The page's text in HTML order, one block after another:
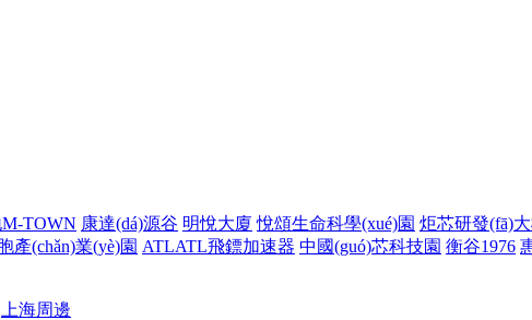
TOWN 康達(dá)源谷 明悅大廈 悅頌生命科學(xué)園 炬芯研發(fā)
產(chǎn)業(yè)園 ATLATL飛鏢加速器 中國(guó)芯科技園 衡谷1976
上海周邊